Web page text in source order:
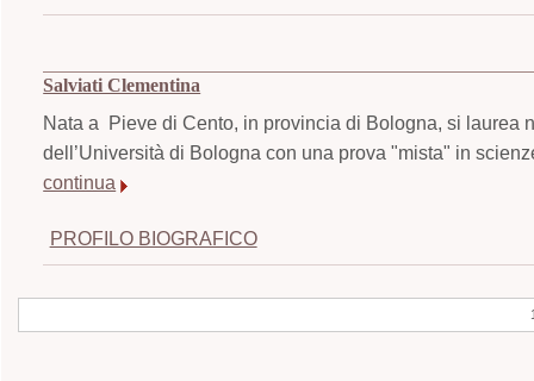
Salviati Clementina
Nata a Pieve di Cento, in provincia di Bologna, si laurea
dell’Università di Bologna con una prova "mista" in
continua
PROFILO BIOGRAFICO